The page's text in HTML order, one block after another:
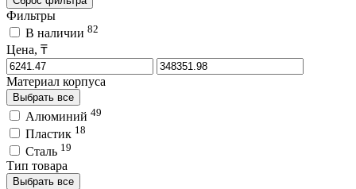
Фильтры
В наличии 82
Цена, ₸
Материал корпуса
Выбрать все
Алюминий 49
Пластик 18
Сталь 19
Тип товара
Выбрать все